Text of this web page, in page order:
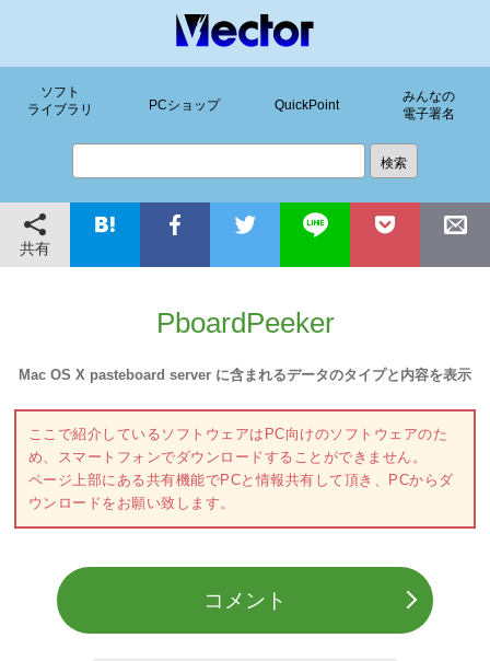
ソフト
ライブラリ
PCショップ QuickPoint
みんなの
電子署名
共有
PboardPeeker
Mac OS X pasteboard server に含まれるデータのタイプと内容を表示
ここで紹介しているソフトウェアはPC向けのソフトウェアのた
め、スマートフォンでダウンロードすることができません。
ページ上部にある共有機能でPCと情報共有して頂き、PCからダ
ウンロードをお願い致します。
コメント